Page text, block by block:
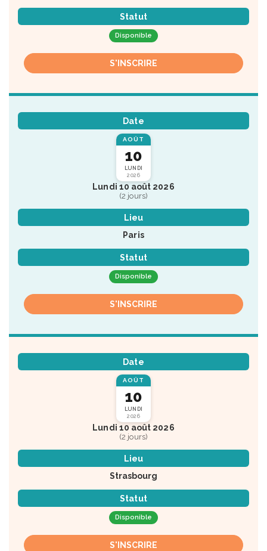
Statut
Disponible
S'INSCRIRE
Date
AOÛT
10
LUNDI
2026
Lundi 10 août 2026
(2 jours)
Lieu
Paris
Statut
Disponible
S'INSCRIRE
Date
AOÛT
10
LUNDI
2026
Lundi 10 août 2026
(2 jours)
Lieu
Strasbourg
Statut
Disponible
S'INSCRIRE